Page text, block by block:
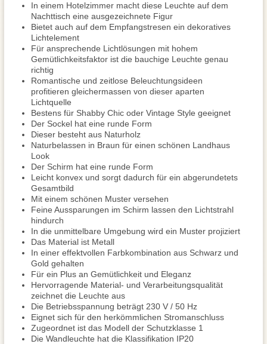
In einem Hotelzimmer macht diese Leuchte auf dem
Nachttisch eine ausgezeichnete Figur
Bietet auch auf dem Empfangstresen ein dekoratives
Lichtelement
Für ansprechende Lichtlösungen mit hohem
Gemütlichkeitsfaktor ist die bauchige Leuchte genau
richtig
Romantische und zeitlose Beleuchtungsideen
profitieren gleichermassen von dieser aparten
Lichtquelle
Bestens für Shabby Chic oder Vintage Style geeignet
Der Sockel hat eine runde Form
Dieser besteht aus Naturholz
Naturbelassen in Braun für einen schönen Landhaus
Look
Der Schirm hat eine runde Form
Leicht konvex und sorgt dadurch für ein abgerundetets
Gesamtbild
Mit einem schönen Muster versehen
Feine Aussparungen im Schirm lassen den Lichtstrahl
hindurch
In die unmittelbare Umgebung wird ein Muster projiziert
Das Material ist Metall
In einer effektvollen Farbkombination aus Schwarz und
Gold gehalten
Für ein Plus an Gemütlichkeit und Eleganz
Hervorragende Material- und Verarbeitungsqualität
zeichnet die Leuchte aus
Die Betriebsspannung beträgt 230 V / 50 Hz
Eignet sich für den herkömmlichen Stromanschluss
Zugeordnet ist das Modell der Schutzklasse 1
Die Wandleuchte hat die Klassifikation IP20